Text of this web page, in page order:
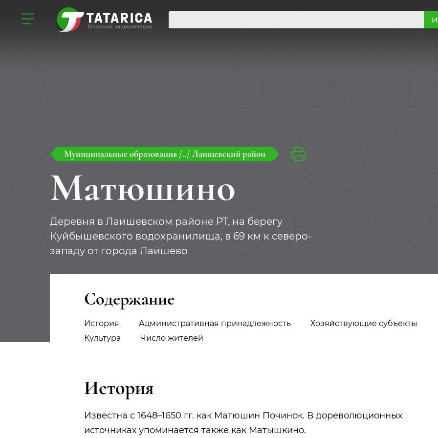
Муниципальные образования /../ Лаишевский район
Матюшино
Деревня в Лаишевском районе РТ, на берегу
Куйбышевского водохранилища, в 69 км к северо-
западу от города Лаишево
Содержание
История Административная принадлежность
Хозяйствующие субъекты
Культура
Число жителей
История
Известна с 1648–1650 гг. как Матюшин Починок. В дореволюционных
источниках упоминается также как Матышкино.